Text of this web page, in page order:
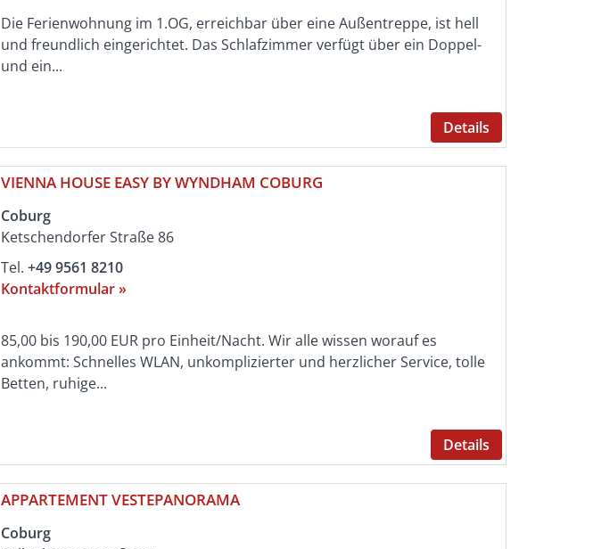
Die Ferienwohnung im 1.OG, erreichbar über eine Außentreppe, ist hell
und freundlich eingerichtet. Das Schlafzimmer verfügt über ein Doppel-
und ein...
Details
VIENNA HOUSE EASY BY WYNDHAM COBURG
Coburg
Ketschendorfer Straße 86
Tel. +49 9561 8210
Kontaktformular »
85,00 bis 190,00 EUR pro Einheit/Nacht. Wir alle wissen worauf es
ankommt: Schnelles WLAN, unkomplizierter und herzlicher Service, tolle
Betten, ruhige...
Details
APPARTEMENT VESTEPANORAMA
Coburg